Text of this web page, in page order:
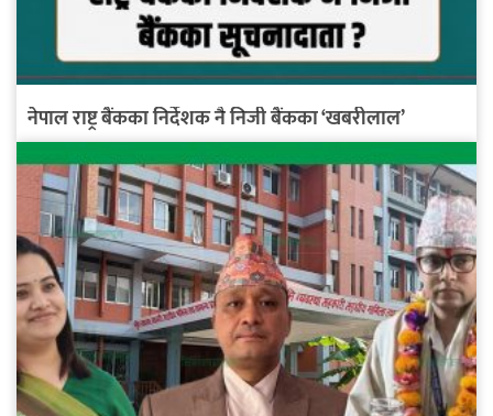
नेपाल राष्ट्र बैंकका निर्देशक नै निजी बैंकका ‘खबरीलाल’